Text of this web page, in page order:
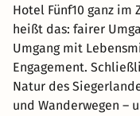
Hotel Fünf10 ganz
heißt das: fairer
Umgang mit
Engagement.
Natur des
und Wanderwegen –